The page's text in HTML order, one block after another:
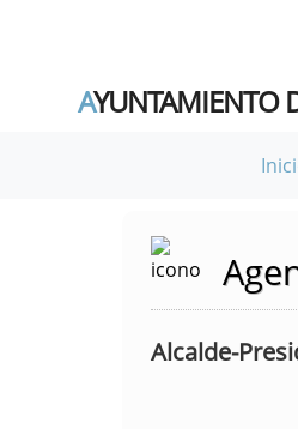
AYUNTAMIENTO
Alcalde-